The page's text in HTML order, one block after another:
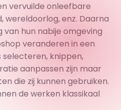
vervuilde onleefbare
wereldoorlog, enz. Daarna
van hun nabije omgeving
veranderen in een
selecteren, knippen,
aanpassen zijn maar
die zij kunnen gebruiken.
de werken klassikaal